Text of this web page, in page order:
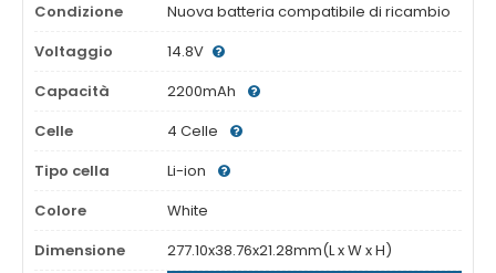
Condizione
Nuova batteria compatibile di ricambio
Voltaggio
14.8V
Capacità
2200mAh
Celle
4 Celle
Tipo cella
Li-ion
Colore
White
Dimensione
277.10x38.76x21.28mm(L x W x H)